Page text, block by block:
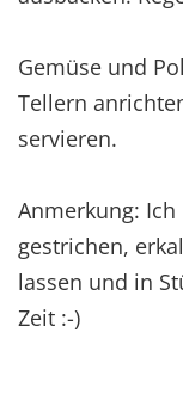
Gemüse und
Tellern
servieren.
Anmerkung:
gestrichen,
lassen und in
Zeit :-)